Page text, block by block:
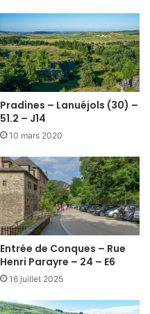
Pradines – Lanuéjols (30) –
51.2 – J14
10 mars 2020
Entrée de Conques – Rue
Henri Parayre – 24 – E6
16 juillet 2025